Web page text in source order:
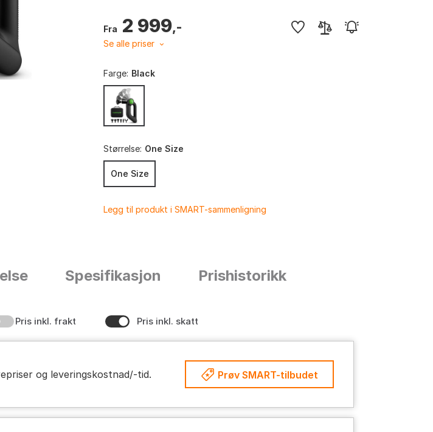
Fra 2 999,-
Se alle priser
Farge: Black
Størrelse: One Size
One Size
Legg til produkt i SMART-sammenligning
Spesifikasjon Prishistorikk
Pris inkl. frakt Pris inkl. skatt
og leveringskostnad/-tid. Prøv SMART-tilbudet